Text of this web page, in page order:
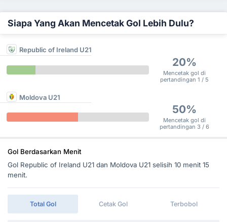
Siapa Yang Akan Mencetak Gol Lebih Dulu?
Republic of Ireland U21
20%
Mencetak gol di
pertandingan 1 / 5
Moldova U21
50%
Mencetak gol di
pertandingan 3 / 6
Gol Berdasarkan Menit
Gol Republic of Ireland U21 dan Moldova U21 selisih 10 menit 15
menit.
Total Gol Cetak Gol Terbobol